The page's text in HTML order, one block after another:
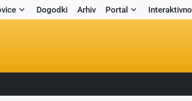
Dogodki Arhiv Portal Interaktivno